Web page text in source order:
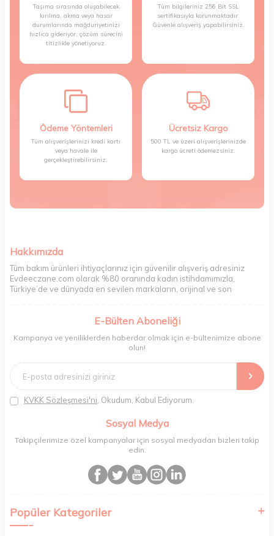
Taşıma sırasında oluşabilecek
kırılma, akma veya hasar
durumlarında mağduriyetinizi
hızlıca gideriyor, çözüm sürecini
titizlikle yönetiyoruz.
Tüm bilgileriniz 256 Bit SSL
sertifikasıyla korunmaktadır.
Güvenle alışveriş yapabilirsiniz.
Ödeme Yöntemleri
Tüm alışverişlerinizi kredi kartı
veya havale ile
gerçekleştirebilirsiniz.
Ücretsiz Kargo
500 TL ve üzeri alışverişlerinizde
kargo ücreti ödemezsiniz.
Hakkımızda
Tüm bakım ürünleri ihtiyaçlarınız için güvenilir alışveriş adresiniz
Evdeeczane.com olarak %80 oranında kadın istihdamımızla,
Türkiye’de ve dünyada en sevilen markaların, orijinal ve son
paketliyoruz. Herhangi bir durumdan dolayı olumsuz olarak geri
müşteri temsilcilerimiz aracılığı ile gerekli tüm desteği sağlıyoruz.
2017 yılından bugüne, yüzlerce marka ve binlerce ürün seçeneğini
distribütörlerinden faturalı olarak tedarik ediyor ve müşterilerimize
aynı şekilde faturalı ve orijinal ambalajlarda gönderim sağlıyoruz.
Paketleme sürecinde geri dönüştürülebilir malzemeler kullanarak
atık oranımızı en aza indiriyor ve daha yaşanabilir bir dünya
E-Bülten Aboneliği
Kampanya ve yeniliklerden haberdar olmak için e-bültenimize abone
olun!
KVKK Sözleşmesi'ni, Okudum, Kabul Ediyorum.
Sosyal Medya
Takipçilerimize özel kampanyalar için sosyal medyadan bizleri takip
edin.
Popüler Kategoriler